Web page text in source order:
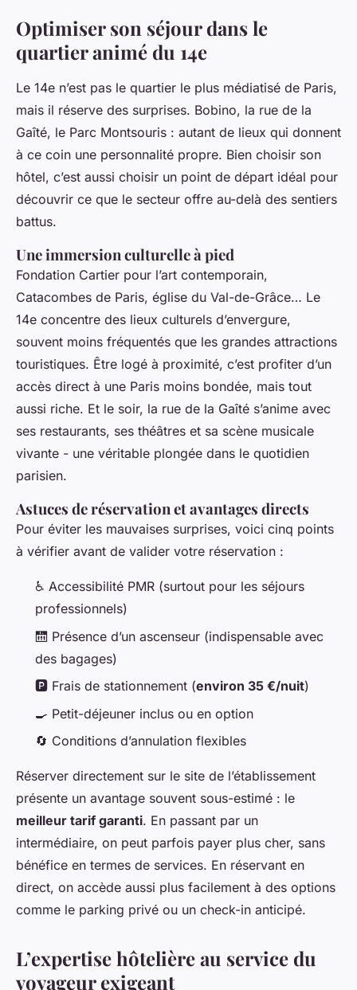
Optimiser son séjour dans le
quartier animé du 14e
Le 14e n’est pas le quartier le plus médiatisé de Paris,
mais il réserve des surprises. Bobino, la rue de la
Gaîté, le Parc Montsouris : autant de lieux qui donnent
à ce coin une personnalité propre. Bien choisir son
hôtel, c’est aussi choisir un point de départ idéal pour
découvrir ce que le secteur offre au-delà des sentiers
battus.
Une immersion culturelle à pied
Fondation Cartier pour l’art contemporain,
Catacombes de Paris, église du Val-de-Grâce… Le
14e concentre des lieux culturels d’envergure,
souvent moins fréquentés que les grandes attractions
touristiques. Être logé à proximité, c’est profiter d’un
accès direct à une Paris moins bondée, mais tout
aussi riche. Et le soir, la rue de la Gaîté s’anime avec
ses restaurants, ses théâtres et sa scène musicale
vivante - une véritable plongée dans le quotidien
parisien.
Astuces de réservation et avantages directs
Pour éviter les mauvaises surprises, voici cinq points
à vérifier avant de valider votre réservation :
♿ Accessibilité PMR (surtout pour les séjours
professionnels)
🛗 Présence d’un ascenseur (indispensable avec
des bagages)
🅿️ Frais de stationnement (environ 35 €/nuit)
🍳 Petit-déjeuner inclus ou en option
🔄 Conditions d’annulation flexibles
Réserver directement sur le site de l’établissement
présente un avantage souvent sous-estimé : le
meilleur tarif garanti. En passant par un
intermédiaire, on peut parfois payer plus cher, sans
bénéfice en termes de services. En réservant en
direct, on accède aussi plus facilement à des options
comme le parking privé ou un check-in anticipé.
L’expertise hôtelière au service du
voyageur exigeant